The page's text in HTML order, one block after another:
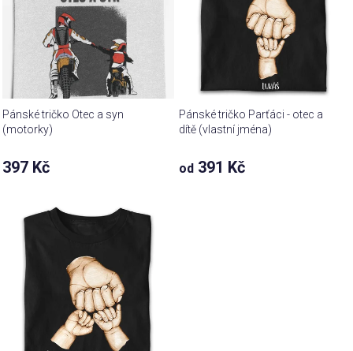
Pánské tričko Otec a syn
(motorky)
397 Kč
Pánské tričko Parťáci - otec a
dítě (vlastní jména)
od 391 Kč